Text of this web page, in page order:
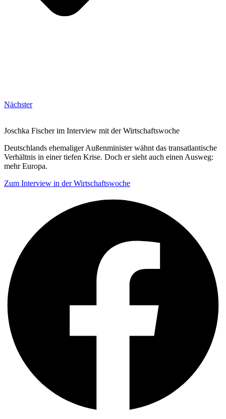
Nächster
Joschka Fischer im Interview mit der Wirtschaftswoche
Deutschlands ehemaliger Außenminister wähnt das transatlantische
Verhältnis in einer tiefen Krise. Doch er sieht auch einen Ausweg:
mehr Europa.
Zum Interview in der Wirtschaftswoche